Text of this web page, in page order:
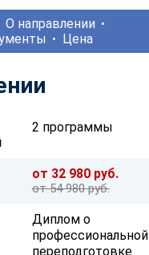
О направлении
Цена
2 программы
от 32 980 руб.
от 54 980 руб.
Диплом о
профессиональной
переподготовке